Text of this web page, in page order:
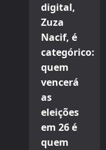
digital,
Zuza
Nacif, é
categórico:
quem
vencerá
as
eleições
em 26 é
quem